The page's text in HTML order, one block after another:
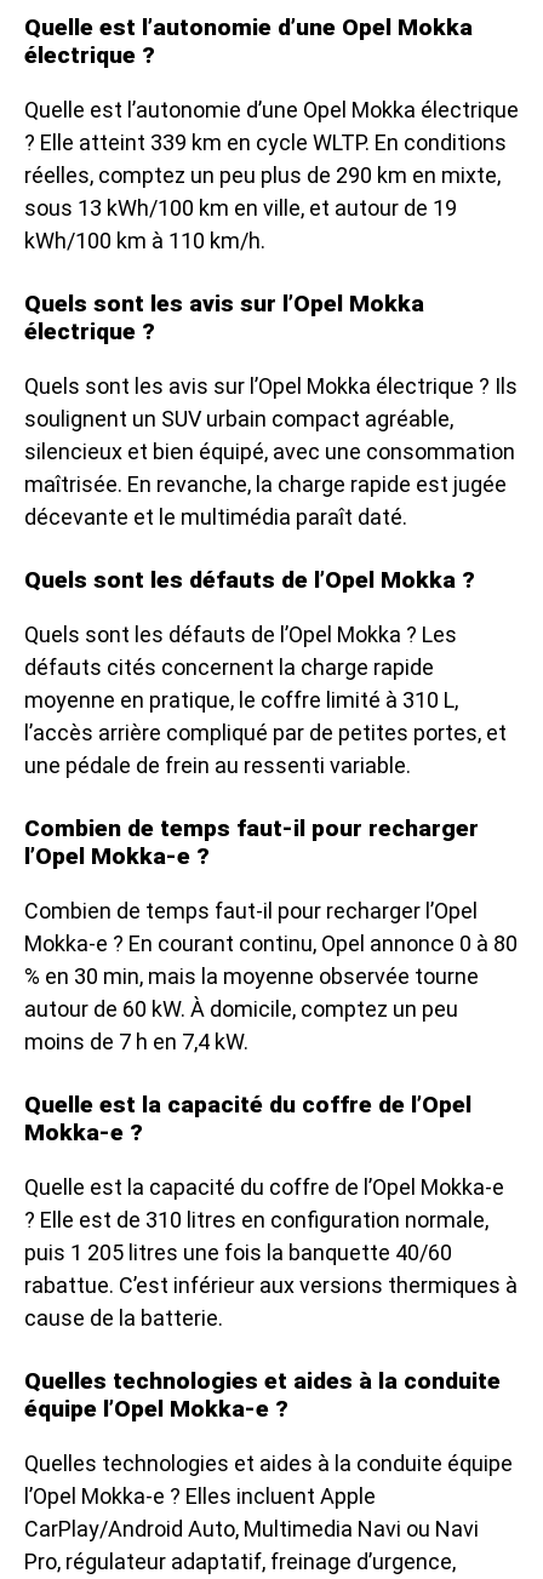
Quelle est l’autonomie d’une Opel Mokka
électrique ?
Quelle est l’autonomie d’une Opel Mokka électrique
? Elle atteint 339 km en cycle WLTP. En conditions
réelles, comptez un peu plus de 290 km en mixte,
sous 13 kWh/100 km en ville, et autour de 19
kWh/100 km à 110 km/h.
Quels sont les avis sur l’Opel Mokka
électrique ?
Quels sont les avis sur l’Opel Mokka électrique ? Ils
soulignent un SUV urbain compact agréable,
silencieux et bien équipé, avec une consommation
maîtrisée. En revanche, la charge rapide est jugée
décevante et le multimédia paraît daté.
Quels sont les défauts de l’Opel Mokka ?
Quels sont les défauts de l’Opel Mokka ? Les
défauts cités concernent la charge rapide
moyenne en pratique, le coffre limité à 310 L,
l’accès arrière compliqué par de petites portes, et
une pédale de frein au ressenti variable.
Combien de temps faut-il pour recharger
l’Opel Mokka-e ?
Combien de temps faut-il pour recharger l’Opel
Mokka-e ? En courant continu, Opel annonce 0 à 80
% en 30 min, mais la moyenne observée tourne
autour de 60 kW. À domicile, comptez un peu
moins de 7 h en 7,4 kW.
Quelle est la capacité du coffre de l’Opel
Mokka-e ?
Quelle est la capacité du coffre de l’Opel Mokka-e
? Elle est de 310 litres en configuration normale,
puis 1 205 litres une fois la banquette 40/60
rabattue. C’est inférieur aux versions thermiques à
cause de la batterie.
Quelles technologies et aides à la conduite
équipe l’Opel Mokka-e ?
Quelles technologies et aides à la conduite équipe
l’Opel Mokka-e ? Elles incluent Apple
CarPlay/Android Auto, Multimedia Navi ou Navi
Pro, régulateur adaptatif, freinage d’urgence,